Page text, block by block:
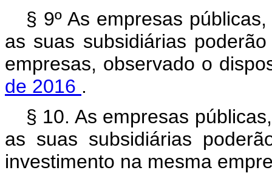
§ 9º As empresas
as suas subsidiárias
empresas, observado o
de 2016 .
§ 10. As empresas
as suas subsidiárias
investimento na mesma